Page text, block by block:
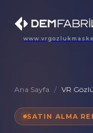
Ana Sayfa / VR
SATIN ALMA